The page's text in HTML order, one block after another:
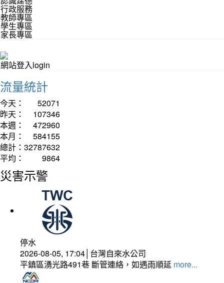
行政服務
教師專區
學生專區
家長專區
網站登入login
流量統計
今天：
52071
昨天：
107346
本週：
472960
本月：
584155
總計： 32787632
平均：
9864
災害示警
停水
2026-08-05, 17:04│台灣自來水公司
平鎮區湧光路491巷 斷管連絡，如遇雨順延 more...